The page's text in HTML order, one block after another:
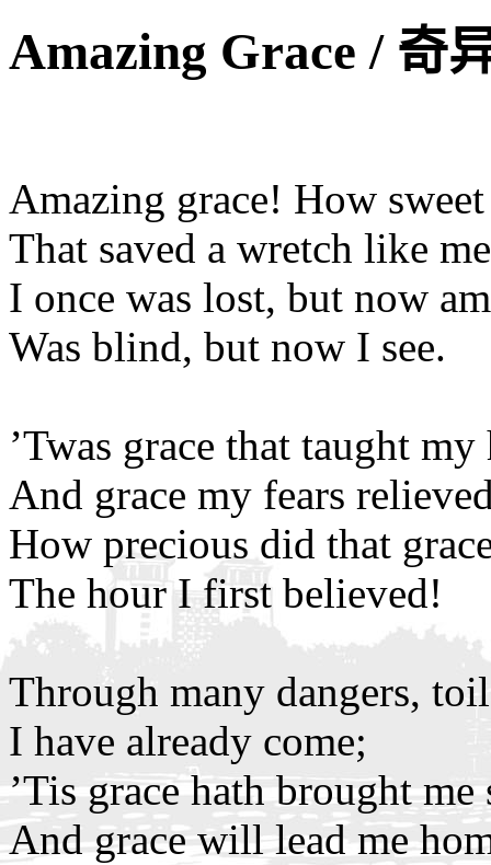
Amazing Grace / 奇
Amazing grace! How
That saved a wretch like
I once was lost, but now
Was blind, but now I see.
’Twas grace that taught
And grace my fears
How precious did that
The hour I first believed!
Through many dangers,
I have already come;
’Tis grace hath brought me
And grace will lead me